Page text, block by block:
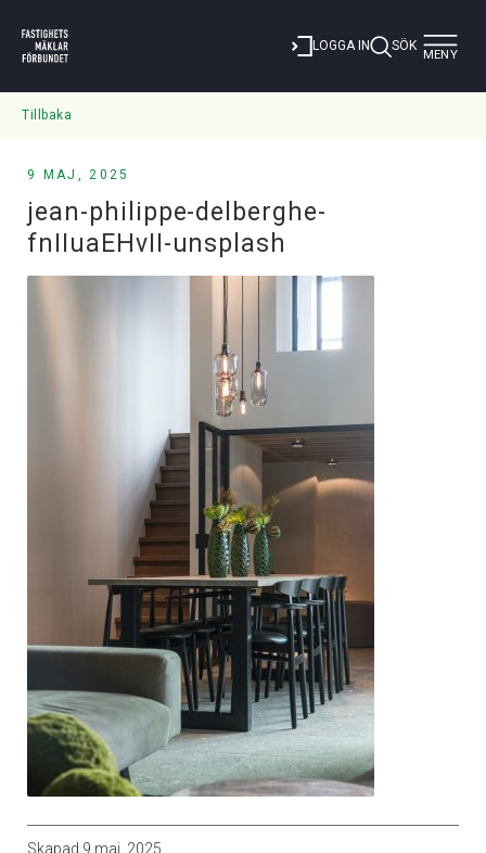
LOGGA IN SÖK Toggle
MENY
Tillbaka
9 MAJ, 2025
jean-philippe-delberghe-
fnIIuaEHvII-unsplash
Skapad 9 maj, 2025